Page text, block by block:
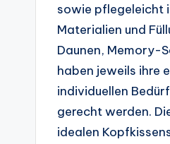
sowie pflegeleicht
Materialien und
Daunen, Memory-
haben jeweils ihre
individuellen
gerecht werden.
idealen